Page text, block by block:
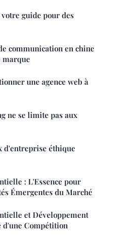
guide pour des
communication en chine
une agence web à
ne se limite pas aux
d'entreprise éthique
: L'Essence pour
Émergentes du Marché
et Développement
d'une Compétition